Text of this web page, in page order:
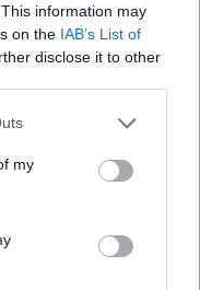
information may
on the IAB’s List of
disclose it to other
my